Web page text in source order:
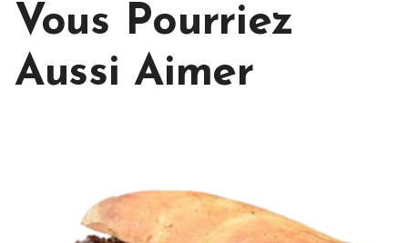
Vous Pourriez
Aussi Aimer